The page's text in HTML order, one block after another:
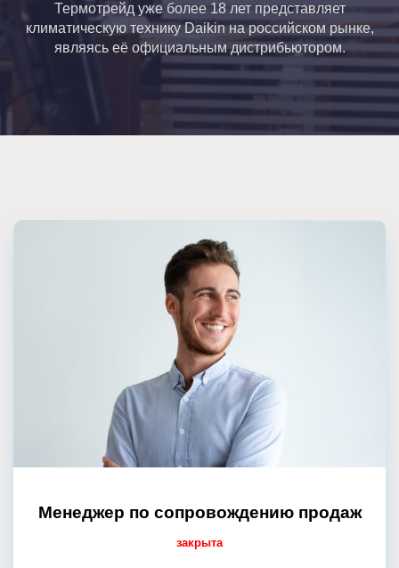
Термотрейд уже более 18 лет представляет
климатическую технику Daikin на российском рынке,
являясь её официальным дистрибьютором.
Менеджер по сопровождению продаж
закрыта